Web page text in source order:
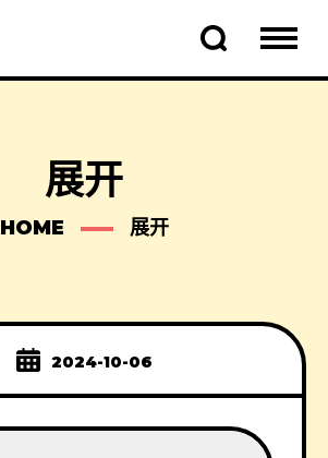
展开
HOME 展开
2024-10-06